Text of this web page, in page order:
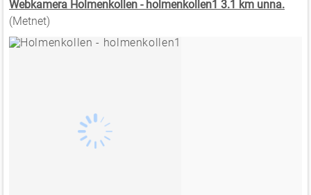
Webkamera Holmenkollen - holmenkollen1 3.1 km unna.
(Metnet)